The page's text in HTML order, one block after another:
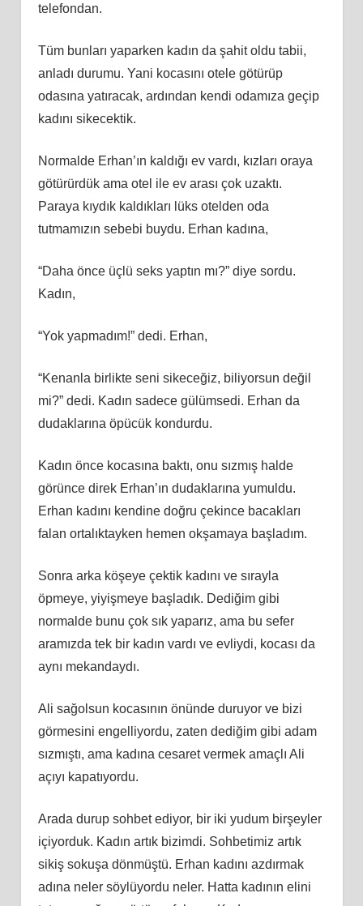
telefondan.
Tüm bunları yaparken kadın da şahit oldu tabii,
anladı durumu. Yani kocasını otele götürüp
odasına yatıracak, ardından kendi odamıza geçip
kadını sikecektik.
Normalde Erhan’ın kaldığı ev vardı, kızları oraya
götürürdük ama otel ile ev arası çok uzaktı.
Paraya kıydık kaldıkları lüks otelden oda
tutmamızın sebebi buydu. Erhan kadına,
“Daha önce üçlü seks yaptın mı?” diye sordu.
Kadın,
“Yok yapmadım!” dedi. Erhan,
“Kenanla birlikte seni sikeceğiz, biliyorsun değil
mi?” dedi. Kadın sadece gülümsedi. Erhan da
dudaklarına öpücük kondurdu.
Kadın önce kocasına baktı, onu sızmış halde
görünce direk Erhan’ın dudaklarına yumuldu.
Erhan kadını kendine doğru çekince bacakları
falan ortalıktayken hemen okşamaya başladım.
Sonra arka köşeye çektik kadını ve sırayla
öpmeye, yiyişmeye başladık. Dediğim gibi
normalde bunu çok sık yaparız, ama bu sefer
aramızda tek bir kadın vardı ve evliydi, kocası da
aynı mekandaydı.
Ali sağolsun kocasının önünde duruyor ve bizi
görmesini engelliyordu, zaten dediğim gibi adam
sızmıştı, ama kadına cesaret vermek amaçlı Ali
açıyı kapatıyordu.
Arada durup sohbet ediyor, bir iki yudum birşeyler
içiyorduk. Kadın artık bizimdi. Sohbetimiz artık
sikiş sokuşa dönmüştü. Erhan kadını azdırmak
adına neler söylüyordu neler. Hatta kadının elini